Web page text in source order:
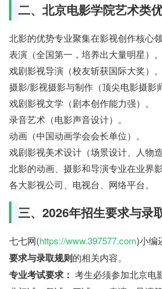
二、北京电影学院艺术类
北影的优势专业聚集在影视创作核心
表演（全国第一，培养出大量明星）。
戏剧影视导演（校友斩获国际大奖）。
摄影/影视摄影与制作（顶尖电影摄影
戏剧影视文学（剧本创作能力强）。
录音艺术（电影声音设计）。
动画（中国动画学会会长单位）。
戏剧影视美术设计（场景设计、人物造
北影的动画、摄影和导演专业在业界
各大影视公司、电视台、网络平台。
三、2026年招生要求与录
七七网(https://www.397577.com)小编
要求与录取规则的相关内容。
专业考试要求： 考生必须参加北京电